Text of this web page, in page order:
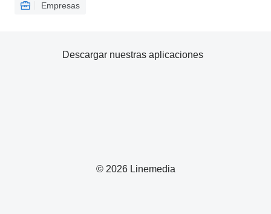
Empresas
© 2026 Linemedia
Descargar nuestras aplicaciones